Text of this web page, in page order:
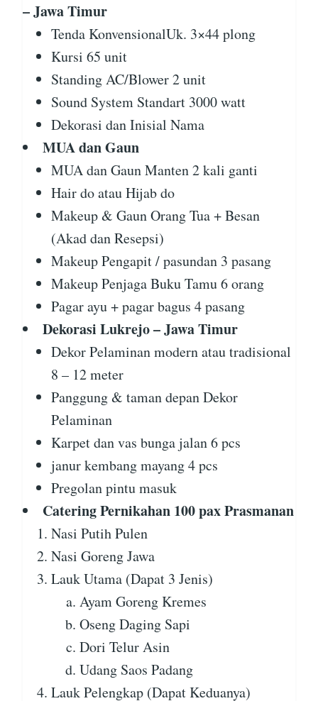
– Jawa Timur
Tenda KonvensionalUk. 3×44 plong
Kursi 65 unit
Standing AC/Blower 2 unit
Sound System Standart 3000 watt
Dekorasi dan Inisial Nama
MUA dan Gaun
MUA dan Gaun Manten 2 kali ganti
Hair do atau Hijab do
Makeup & Gaun Orang Tua + Besan
(Akad dan Resepsi)
Makeup Pengapit / pasundan 3 pasang
Makeup Penjaga Buku Tamu 6 orang
Pagar ayu + pagar bagus 4 pasang
Dekorasi Lukrejo – Jawa Timur
Dekor Pelaminan modern atau tradisional
8 – 12 meter
Panggung & taman depan Dekor
Pelaminan
Karpet dan vas bunga jalan 6 pcs
janur kembang mayang 4 pcs
Pregolan pintu masuk
Catering Pernikahan 100 pax Prasmanan
Nasi Putih Pulen
Nasi Goreng Jawa
Lauk Utama (Dapat 3 Jenis)
Ayam Goreng Kremes
Oseng Daging Sapi
Dori Telur Asin
Udang Saos Padang
Lauk Pelengkap (Dapat Keduanya)